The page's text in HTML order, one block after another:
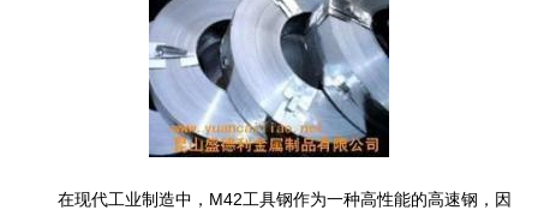
在现代工业制造中，M42工具钢作为一种高性能的高速钢，因